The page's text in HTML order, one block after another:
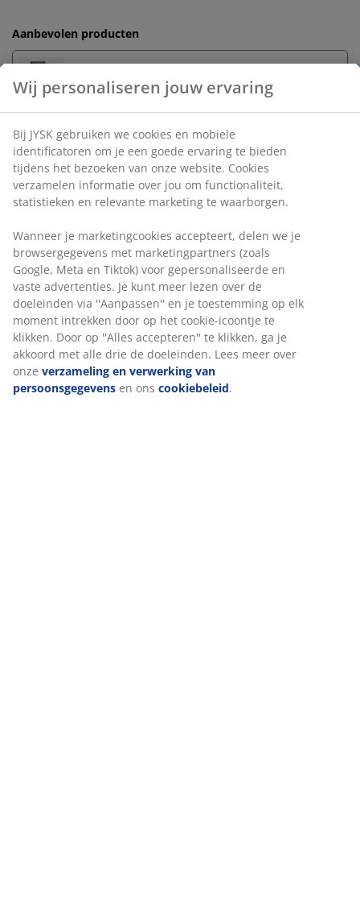
Aanbevolen producten
Tuinstoelen
Onbeperkt retourneren
Geen tijdslimiet - retourneer in iedere JYSK-winkel
30 dagen prijsgarantie op alle artikelen
Flexibele bezorgopties
Snelle en gemakkelijke bezorgopties naar keuze
Luxe tuinkussen met duurzame, structuurgeweven
hoes. Voor standenstoel. 50x120x8 cm
Artikelnummer: 6415610